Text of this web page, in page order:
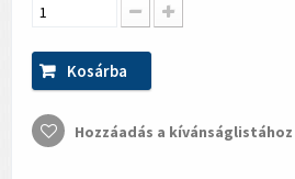
Kosárba
Hozzáadás a kívánságlistához